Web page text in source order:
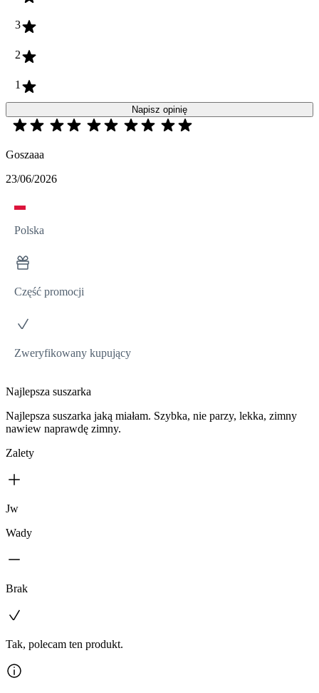
3
2
1
Napisz opinię
Goszaaa
23/06/2026
Polska
Część promocji
Zweryfikowany kupujący
Najlepsza suszarka
Najlepsza suszarka jaką miałam. Szybka, nie parzy, lekka, zimny
nawiew naprawdę zimny.
Zalety
Jw
Wady
Brak
Tak, polecam ten produkt.